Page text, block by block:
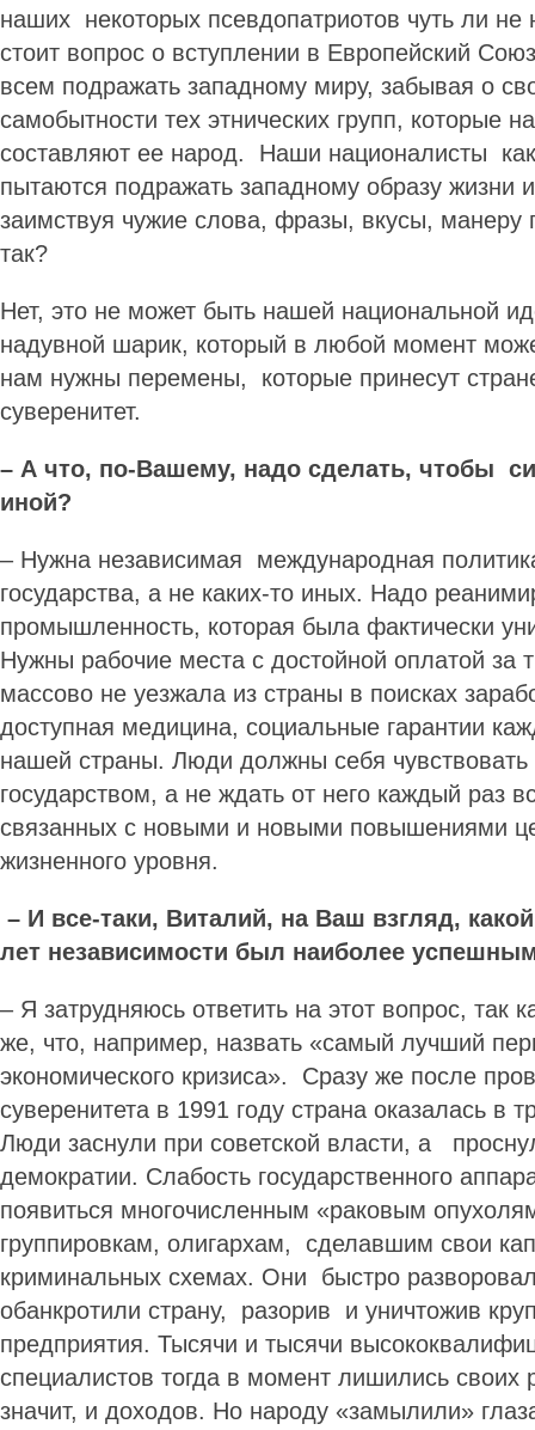
наших некоторых псевдопатриотов чуть ли не
стоит вопрос о вступлении в Европейский
всем подражать западному миру, забывая о
самобытности тех этнических групп, которые
составляют ее народ. Наши националисты
пытаются подражать западному образу жизни
заимствуя чужие слова, фразы, вкусы, манеру
так?
Нет, это не может быть нашей национальной
надувной шарик, который в любой момент
нам нужны перемены, которые принесут
суверенитет.
– А что, по-Вашему, надо сделать, чтобы
иной?
– Нужна независимая международная
государства, а не каких-то иных. Надо
промышленность, которая была фактически
Нужны рабочие места с достойной оплатой за
массово не уезжала из страны в поисках
доступная медицина, социальные гарантии
нашей страны. Люди должны себя
государством, а не ждать от него каждый раз
связанных с новыми и новыми повышениями
жизненного уровня.
– И все-таки, Виталий, на Ваш взгляд,
лет независимости был наиболее
– Я затрудняюсь ответить на этот вопрос, так
же, что, например, назвать «самый лучший
экономического кризиса». Сразу же после
суверенитета в 1991 году страна оказалась в
Люди заснули при советской власти, а
демократии. Слабость государственного
появиться многочисленным «раковым
группировкам, олигархам, сделавшим свои
криминальных схемах. Они быстро
обанкротили страну, разорив и уничтожив
предприятия. Тысячи и тысячи
специалистов тогда в момент лишились своих
значит, и доходов. Но народу «замылили»